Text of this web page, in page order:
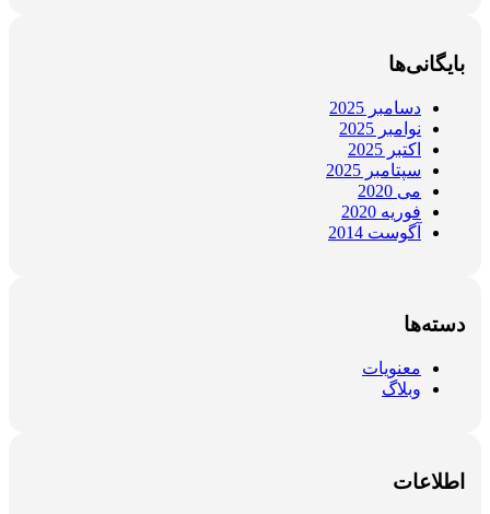
بایگانی‌ها
دسامبر 2025
نوامبر 2025
اکتبر 2025
سپتامبر 2025
می 2020
فوریه 2020
آگوست 2014
دسته‌ها
معنویات
وبلاگ
اطلاعات